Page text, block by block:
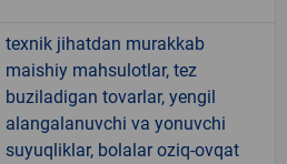
texnik jihatdan murakkab
maishiy mahsulotlar, tez
buziladigan tovarlar, yengil
alangalanuvchi va yonuvchi
suyuqliklar, bolalar oziq-ovqat